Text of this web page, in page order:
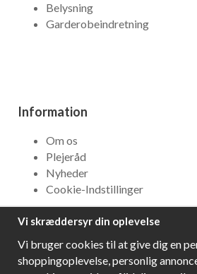
Belysning
Garderobeindretning
Information
Om os
Plejeråd
Nyheder
Cookie-Indstillinger
NYHEDSBREV
Få bedste tilbud og\r spændende
Vi skræddersyr din oplevelse
Vi bruger cookies til at give dig en
shoppingoplevelse, personlig